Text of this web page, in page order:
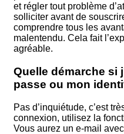
et régler tout problème
solliciter avant de
comprendre tous les
malentendu. Cela fait
agréable.
Quelle démarche si
passe ou mon
Pas d’inquiétude, c’est
connexion, utilisez la
Vous aurez un e-mail